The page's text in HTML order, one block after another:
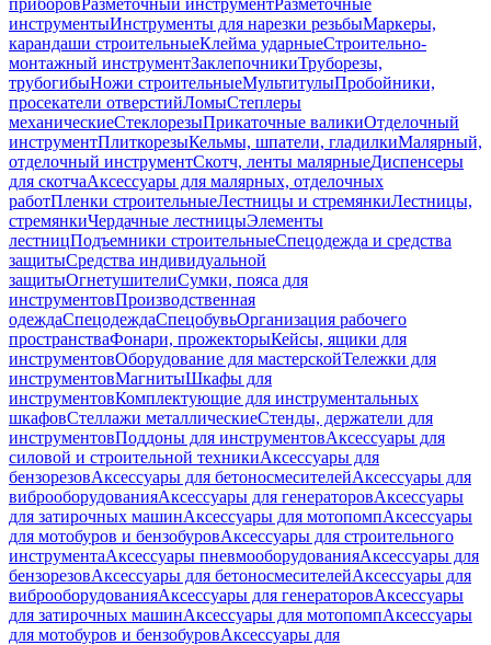
приборовРазметочный инструментРазметочные
инструментыИнструменты для нарезки резьбыМаркеры,
карандаши строительныеКлейма ударныеСтроительно-
монтажный инструментЗаклепочникиТруборезы,
трубогибыНожи строительныеМультитулыПробойники,
просекатели отверстийЛомыСтеплеры
механическиеСтеклорезыПрикаточные валикиОтделочный
инструментПлиткорезыКельмы, шпатели, гладилкиМалярный,
отделочный инструментСкотч, ленты малярныеДиспенсеры
для скотчаАксессуары для малярных, отделочных
работПленки строительныеЛестницы и стремянкиЛестницы,
стремянкиЧердачные лестницыЭлементы
лестницПодъемники строительныеСпецодежда и средства
защитыСредства индивидуальной
защитыОгнетушителиСумки, пояса для
инструментовПроизводственная
одеждаСпецодеждаСпецобувьОрганизация рабочего
пространстваФонари, прожекторыКейсы, ящики для
инструментовОборудование для мастерскойТележки для
инструментовМагнитыШкафы для
инструментовКомплектующие для инструментальных
шкафовСтеллажи металлическиеСтенды, держатели для
инструментовПоддоны для инструментовАксессуары для
силовой и строительной техникиАксессуары для
бензорезовАксессуары для бетоносмесителейАксессуары для
виброоборудованияАксессуары для генераторовАксессуары
для затирочных машинАксессуары для мотопомпАксессуары
для мотобуров и бензобуровАксессуары для строительного
инструментаАксессуары пневмооборудованияАксессуары для
бензорезовАксессуары для бетоносмесителейАксессуары для
виброоборудованияАксессуары для генераторовАксессуары
для затирочных машинАксессуары для мотопомпАксессуары
для мотобуров и бензобуровАксессуары для